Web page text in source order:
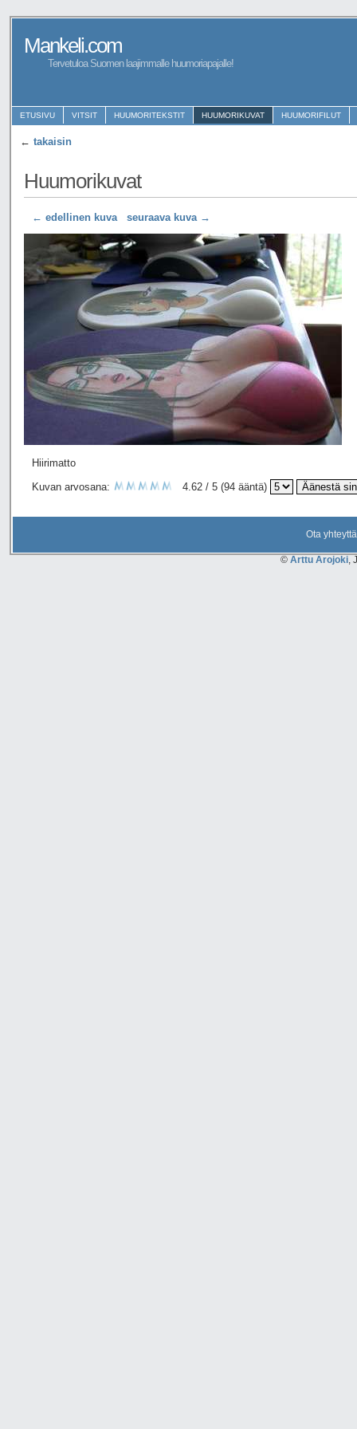
Mankeli.com
Tervetuloa Suomen laajimmalle huumoriapajalle!
ETUSIVU VITSIT HUUMORITEKSTIT HUUMORIKUVAT HUUMORIFILUT
← takaisin
Huumorikuvat
← edellinen kuva seuraava kuva →
Hiirimatto
Kuvan arvosana:
4.62 / 5 (94 ääntä)
Ota
© Arttu Arojoki ,